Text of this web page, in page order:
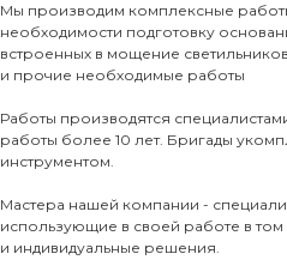
Мы производим комплексные
необходимости подготовку
встроенных в мощение
и прочие необходимые работы
Работы производятся
работы более 10 лет. Бригады
инструментом.
Мастера нашей компании -
использующие в своей работе в
и индивидуальные решения.